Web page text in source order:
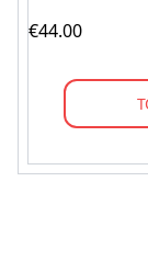
€44.00